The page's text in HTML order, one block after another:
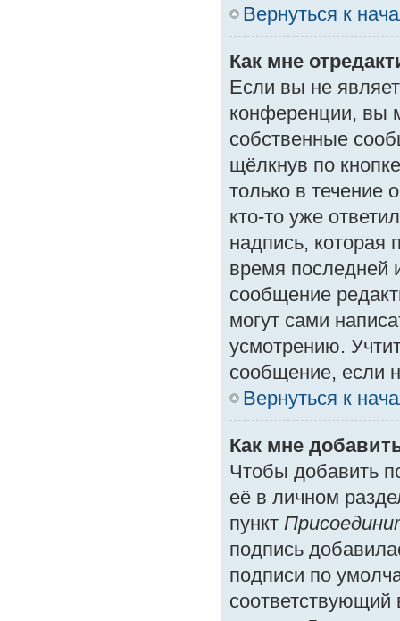
Вернуться к
Как мне
Если вы не
конференции, вы
собственные
щёлкнув по
только в течение
кто-то уже
надпись, которая
время последней
сообщение
могут сами
усмотрению.
сообщение, если
Вернуться к
Как мне
Чтобы добавить
её в личном
пункт
подпись
подписи по